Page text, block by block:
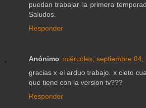
puedan trabajar la primera
Saludos.
Responder
Anónimo miércoles, septiembre 04,
gracias x el arduo trabajo. x cieto
que tiene con la version tv???
Responder